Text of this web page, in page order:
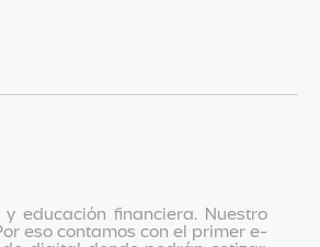
educación financiera. Nuestro
eso contamos con el primer e-